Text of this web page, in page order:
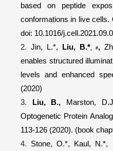
based on peptide
conformations in live cells.
doi: 10.1016/
2. Jin, L.*, Liu, B.*, #,
enables structured
levels and enhanced
(2020)
3. Liu, B., Marston,
Optogenetic Protein
113-126 (2020). (book
4. Stone, O.*, Kaul, N.*,